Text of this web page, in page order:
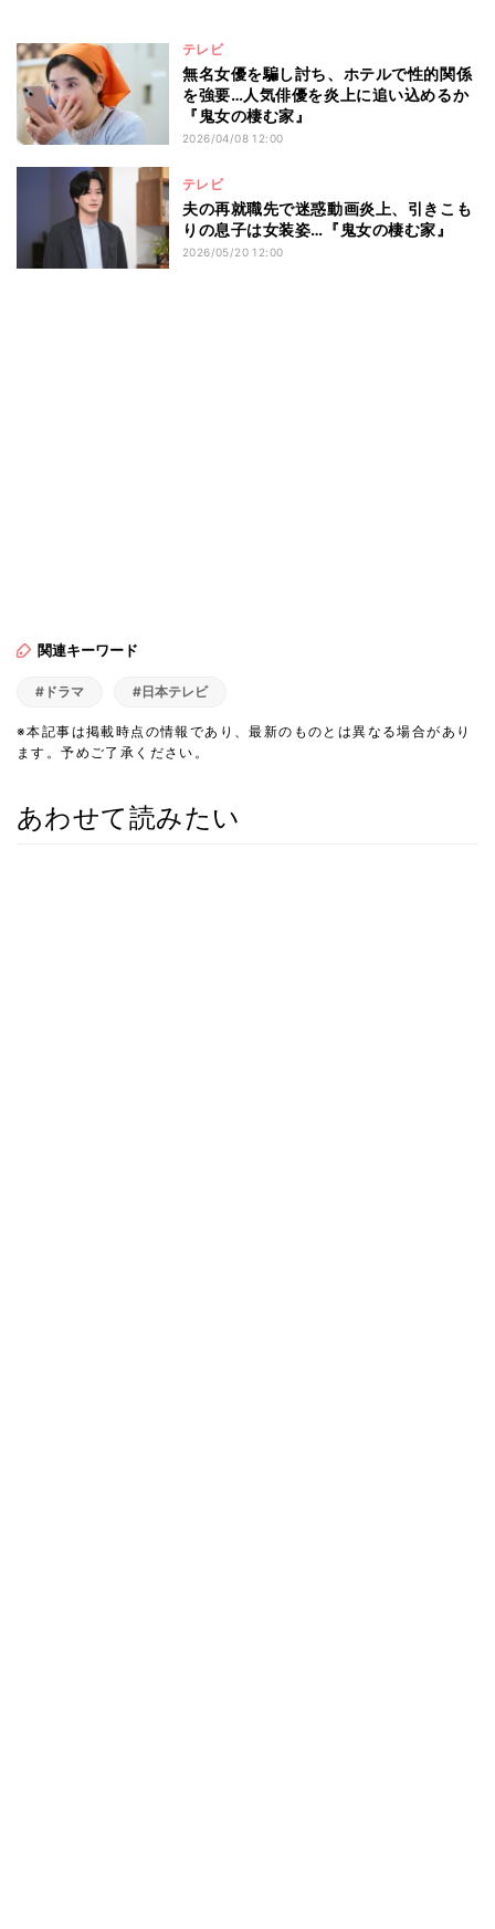
テレビ
無名女優を騙し討ち、ホテルで性的関係
を強要…人気俳優を炎上に追い込めるか
『鬼女の棲む家』
2026/04/08 12:00
テレビ
夫の再就職先で迷惑動画炎上、引きこも
りの息子は女装姿…『鬼女の棲む家』
2026/05/20 12:00
関連キーワード
#ドラマ #日本テレビ
※本記事は掲載時点の情報であり、最新のものとは異なる場合があり
ます。予めご了承ください。
あわせて読みたい